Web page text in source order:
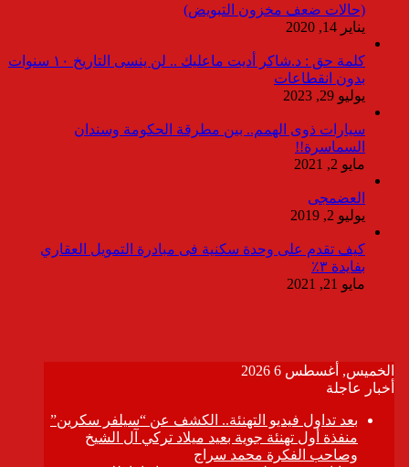
(حالات ضعف مخزون التبويض)
يناير 14, 2020
كلمة حق : د.شاكر أديت ماعليك .. لن ينسى التاريخ ١٠ سنوات
بدون انقطاعات
يوليو 29, 2023
سيارات ذوى الهمم.. بين مطرقة الحكومة وسندان
السماسرة!!
مايو 2, 2021
العضمجى
يوليو 2, 2019
كيف تقدم على وحدة سكنية فى مبادرة التمويل العقاري
بفايدة ٣٪
مايو 21, 2021